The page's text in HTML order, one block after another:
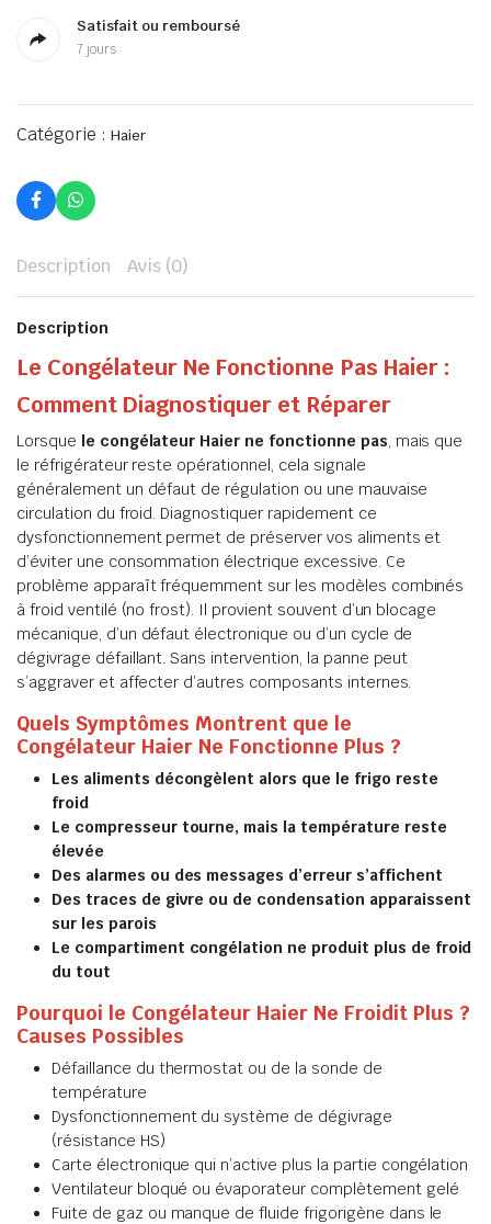
Satisfait ou remboursé
7 jours
Catégorie : Haier
Description Avis (0)
Description
Le Congélateur Ne Fonctionne Pas Haier :
Comment Diagnostiquer et Réparer
Lorsque le congélateur Haier ne fonctionne pas, mais que
le réfrigérateur reste opérationnel, cela signale
généralement un défaut de régulation ou une mauvaise
circulation du froid. Diagnostiquer rapidement ce
dysfonctionnement permet de préserver vos aliments et
d’éviter une consommation électrique excessive. Ce
problème apparaît fréquemment sur les modèles combinés
à froid ventilé (no frost). Il provient souvent d’un blocage
mécanique, d’un défaut électronique ou d’un cycle de
dégivrage défaillant. Sans intervention, la panne peut
s’aggraver et affecter d’autres composants internes.
Quels Symptômes Montrent que le
Congélateur Haier Ne Fonctionne Plus ?
Les aliments décongèlent alors que le frigo reste
froid
Le compresseur tourne, mais la température reste
élevée
Des alarmes ou des messages d’erreur s’affichent
Des traces de givre ou de condensation apparaissent
sur les parois
Le compartiment congélation ne produit plus de froid
du tout
Pourquoi le Congélateur Haier Ne Froidit Plus ?
Causes Possibles
Défaillance du thermostat ou de la sonde de
température
Dysfonctionnement du système de dégivrage
(résistance HS)
Carte électronique qui n’active plus la partie congélation
Ventilateur bloqué ou évaporateur complètement gelé
Fuite de gaz ou manque de fluide frigorigène dans le